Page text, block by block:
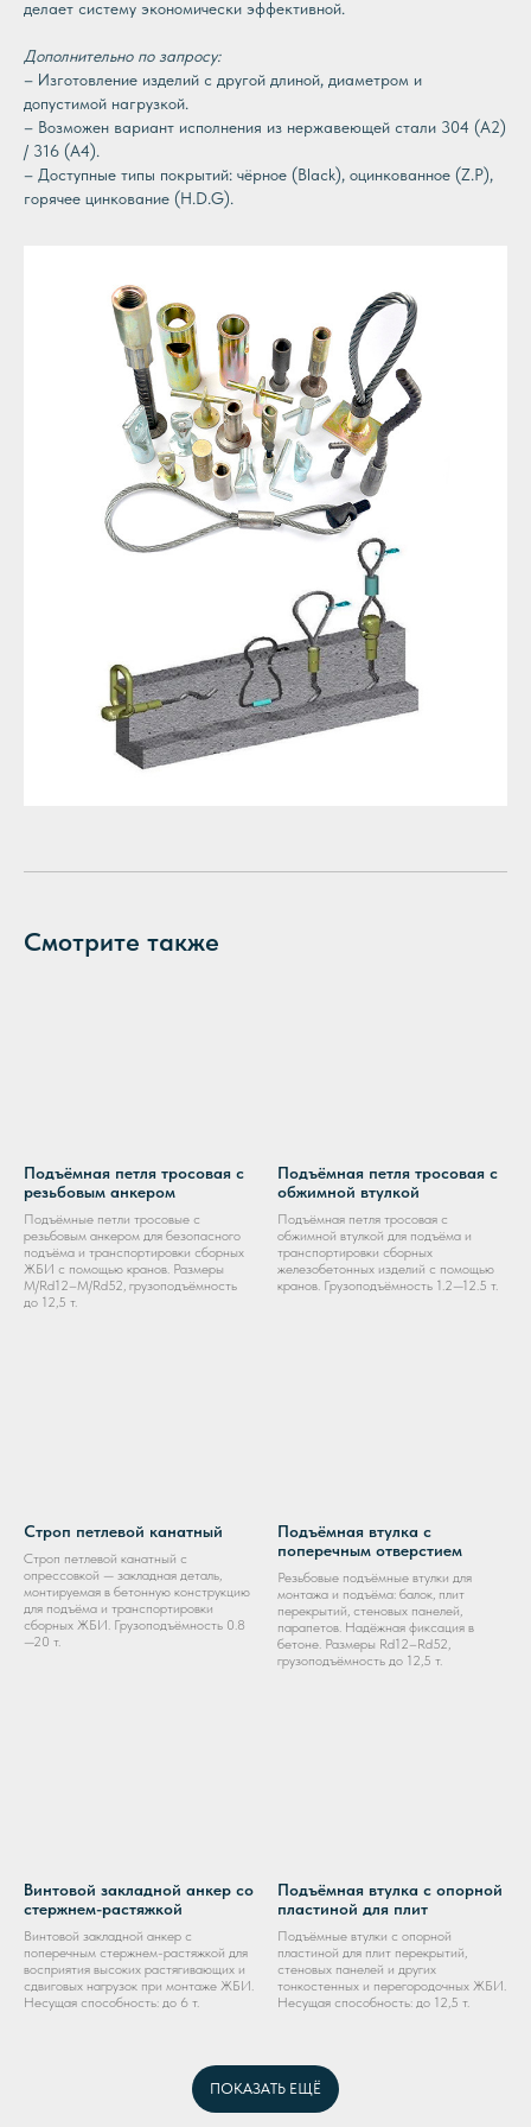
делает систему экономически эффективной.
Дополнительно по запросу:
– Изготовление изделий с другой длиной, диаметром и
допустимой нагрузкой.
– Возможен вариант исполнения из нержавеющей стали 304 (A2)
/ 316 (A4).
– Доступные типы покрытий: чёрное (Black), оцинкованное (Z.P),
горячее цинкование (H.D.G).
Смотрите также
Подъёмная петля тросовая с
резьбовым анкером
Подъёмные петли тросовые с
резьбовым анкером для безопасного
подъёма и транспортировки сборных
ЖБИ с помощью кранов. Размеры
M/Rd12–M/Rd52, грузоподъёмность
до 12,5 т.
Подъёмная петля тросовая с
обжимной втулкой
Подъёмная петля тросовая с
обжимной втулкой для подъёма и
транспортировки сборных
железобетонных изделий с помощью
кранов. Грузоподъёмность 1.2—12.5 т.
Строп петлевой канатный
Строп петлевой канатный с
опрессовкой — закладная деталь,
монтируемая в бетонную конструкцию
для подъёма и транспортировки
сборных ЖБИ. Грузоподъёмность 0.8
—20 т.
Подъёмная втулка с
поперечным отверстием
Резьбовые подъёмные втулки для
монтажа и подъёма: балок, плит
перекрытий, стеновых панелей,
парапетов. Надёжная фиксация в
бетоне. Размеры Rd12–Rd52,
грузоподъёмность до 12,5 т.
Винтовой закладной анкер со
стержнем-растяжкой
Винтовой закладной анкер с
поперечным стержнем-растяжкой для
восприятия высоких растягивающих и
сдвиговых нагрузок при монтаже ЖБИ.
Несущая способность: до 6 т.
Подъёмная втулка с опорной
пластиной для плит
Подъёмные втулки с опорной
пластиной для плит перекрытий,
стеновых панелей и других
тонкостенных и перегородочных ЖБИ.
Несущая способность: до 12,5 т.
ПОКАЗАТЬ ЕЩЁ